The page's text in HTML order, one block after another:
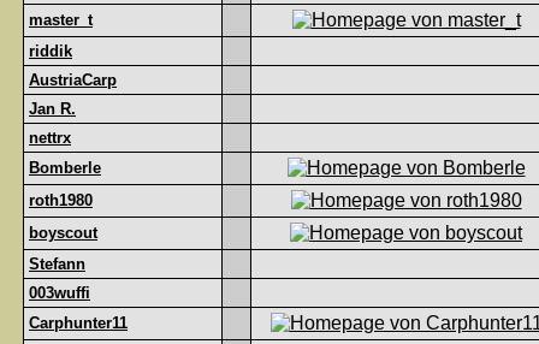
master_t
riddik
AustriaCarp
Jan R.
nettrx
Bomberle
roth1980
boyscout
Stefann
003wuffi
Carphunter11